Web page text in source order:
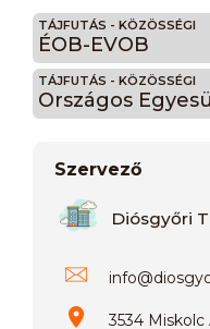
TÁJFUTÁS - KÖZÖSSÉGI
ÉOB-EVOB
TÁJFUTÁS - KÖZÖSSÉGI
Országos
Szervező
Diósgyőri
info@
3534 Miskolc